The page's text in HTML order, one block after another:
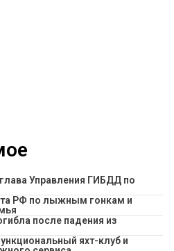
Управления ГИБДД по
РФ по лыжным гонкам и
после падения из
яхт-клуб и